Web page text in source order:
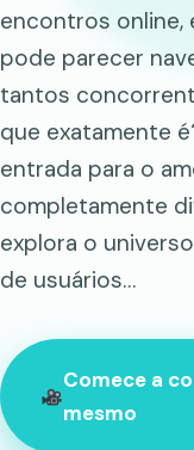
encontros online,
pode parecer
tantos
que exatamente
entrada para o
completamente
explora o
de usuários…
Comece a
mesmo